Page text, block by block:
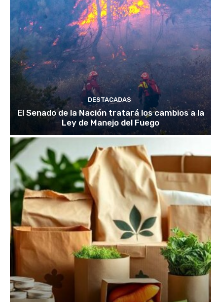
DESTACADAS
El Senado de la Nación tratará los cambios a la
Ley de Manejo del Fuego